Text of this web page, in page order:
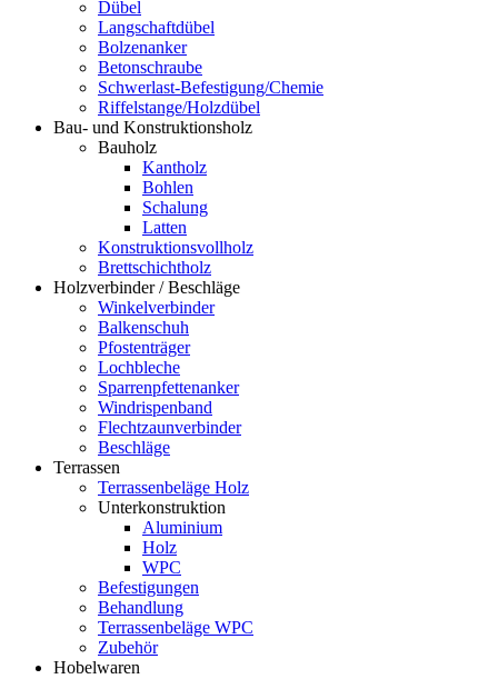
Dübel
Langschaftdübel
Bolzenanker
Betonschraube
Schwerlast-Befestigung/Chemie
Riffelstange/Holzdübel
Bau- und Konstruktionsholz
Bauholz
Kantholz
Bohlen
Schalung
Latten
Konstruktionsvollholz
Brettschichtholz
Holzverbinder / Beschläge
Winkelverbinder
Balkenschuh
Pfostenträger
Lochbleche
Sparrenpfettenanker
Windrispenband
Flechtzaunverbinder
Beschläge
Terrassen
Terrassenbeläge Holz
Unterkonstruktion
Aluminium
Holz
WPC
Befestigungen
Behandlung
Terrassenbeläge WPC
Zubehör
Hobelwaren